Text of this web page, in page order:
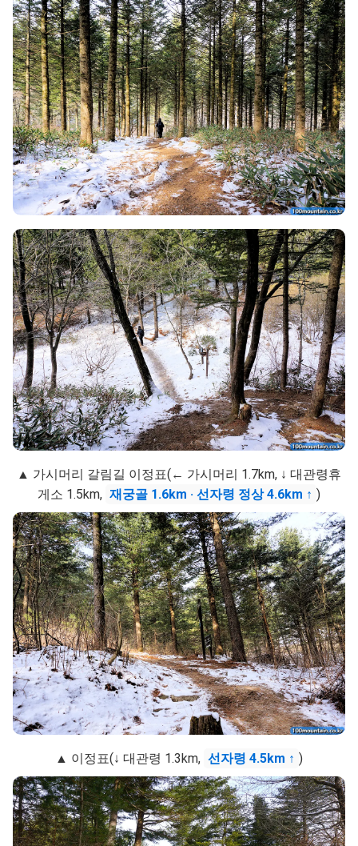
▲ 가시머리 갈림길 이정표(← 가시머리 1.7km, ↓ 대관령휴
게소 1.5km, 재궁골 1.6km · 선자령 정상 4.6km ↑ )
▲ 이정표(↓ 대관령 1.3km, 선자령 4.5km ↑ )